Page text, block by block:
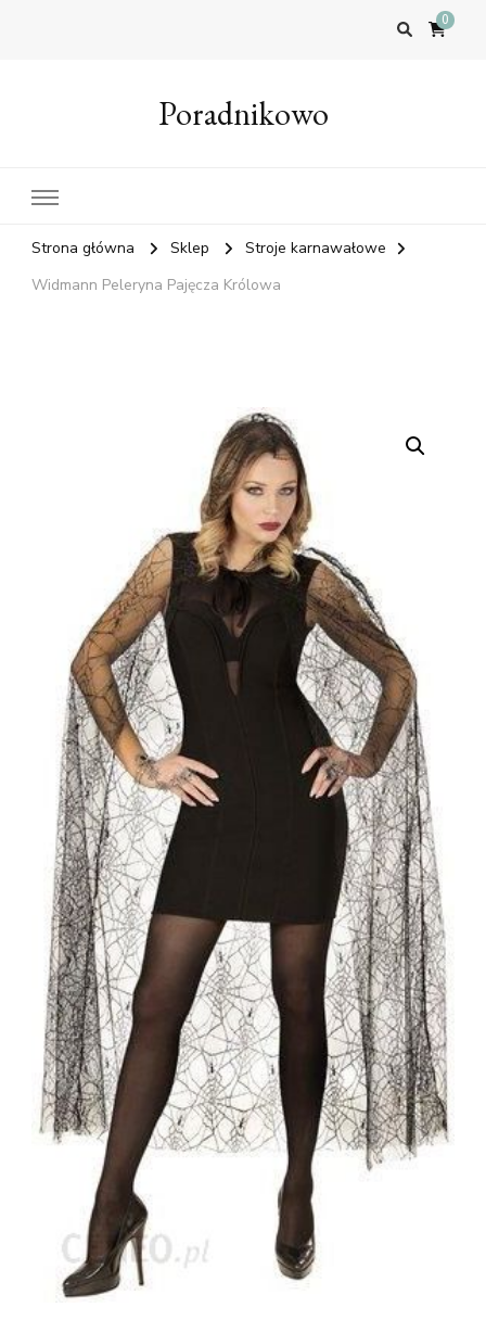
0
Poradnikowo
Strona główna Sklep
Stroje karnawałowe
Widmann Peleryna Pajęcza Królowa